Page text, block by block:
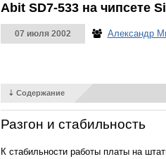
Abit SD7-533 на чипсете
07 июля 2002 Александр
⇣ Содержание
Разгон и стабильность
К стабильности работы платы на